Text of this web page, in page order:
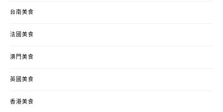
台南美食
法國美食
澳門美食
英國美食
香港美食